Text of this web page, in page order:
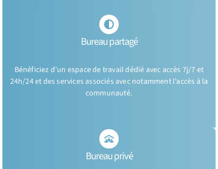
Bureau partagé
Bénéficiez d’un espace de travail dédié avec accès 7j/7 et
24h/24 et des services associés avec notamment l’accès à la
communauté.
Bureau privé